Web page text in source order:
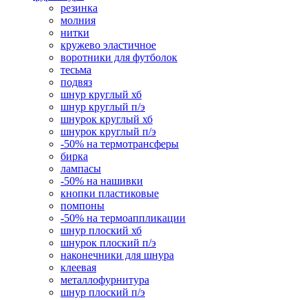
резинка
молния
нитки
кружево эластичное
воротники для футболок
тесьма
подвяз
шнур круглый хб
шнур круглый п/э
шнурок круглый хб
шнурок круглый п/э
-50% на термотрансферы
бирка
лампасы
-50% на нашивки
кнопки пластиковые
помпоны
-50% на термоаппликации
шнур плоский хб
шнурок плоский п/э
наконечники для шнура
клеевая
металлофурнитура
шнур плоский п/э